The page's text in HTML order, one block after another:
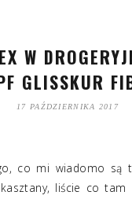
W
GLISSKUR
17 PAŹDZIERNIKA 2017
co mi wiadomo są
liście co